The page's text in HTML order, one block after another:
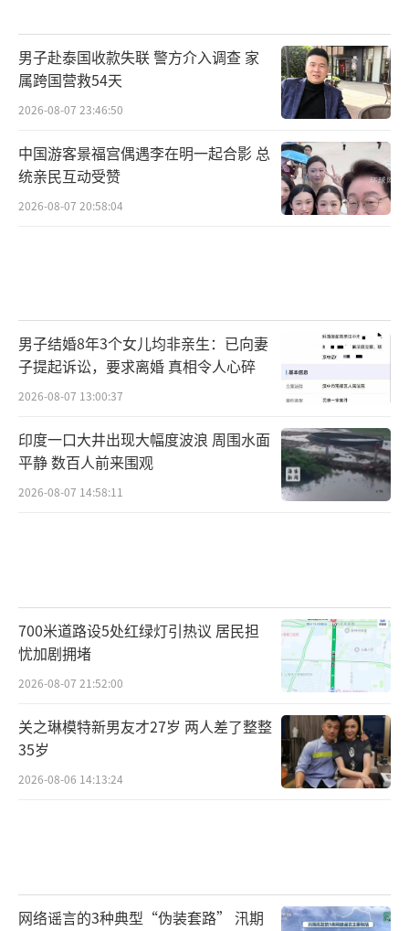
自撬门，可认定其主观恶意较大。
赵良善介绍，物业负有保障业主房屋及屋
法典的实施已上升为法定义务，而非仅仅是合
同义务。其中《民法典》第942条明确规定，物
业服务人应当按照约定和物业的使用性质，妥
身、财产安全。据此，该法律条文已将物业的
合同义务上升为法定义务，物业具有采取合理
措施保护业主的人身、财产安全的法定义务。
就本事件而言，物业未尽到未保护好业主财产
的职责，也难免会让人联想到物业是在“监守
民事权益造成损害的，应当承担侵权责任。至
于业主提及的精神损失于法无据，因为只有公
民的人身（肉体）生命健康受到侵害时，法律
男子赴泰国收款失联 警方介入调查 家
属跨国营救54天
2026-08-07 23:46:50
中国游客景福宫偶遇李在明一起合影 总
统亲民互动受赞
2026-08-07 20:58:04
男子结婚8年3个女儿均非亲生：已向妻
子提起诉讼，要求离婚 真相令人心碎
2026-08-07 13:00:37
印度一口大井出现大幅度波浪 周围水面
平静 数百人前来围观
2026-08-07 14:58:11
700米道路设5处红绿灯引热议 居民担
忧加剧拥堵
2026-08-07 21:52:00
关之琳模特新男友才27岁 两人差了整整
35岁
2026-08-06 14:13:24
网络谣言的3种典型“伪装套路” 汛期